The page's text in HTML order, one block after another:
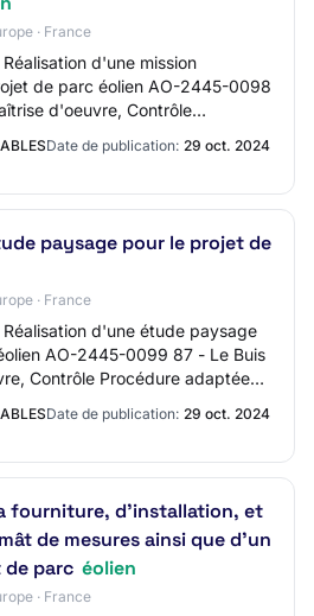
· France
Réalisation d'une mission
de parc éolien AO-2445-0098
d'oeuvre, Contrôle
Date de publication: 29 oct. 2024
paysage pour le projet de
· France
Réalisation d'une étude paysage
AO-2445-0099 87 - Le Buis
Contrôle Procédure adaptée
Date de publication: 29 oct. 2024
fourniture, d'installation, et
de mesures ainsi que d'un
de parc éolien
· France